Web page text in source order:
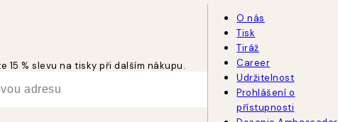
% slevu na tisky při dalším nákupu.
O nás
Tisk
Tiráž
Career
Udržitelnost
Prohlášení o
přístupnosti